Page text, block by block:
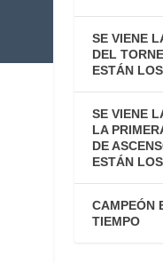
SE VIENE
DEL
ESTÁN
SE VIENE
LA
DE
ESTÁN
CAMPEÓN
TIEMPO